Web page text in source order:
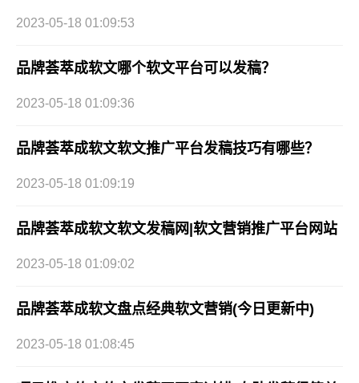
2023-05-18 01:09:53
品牌荟萃成软文哪个软文平台可以发稿？
2023-05-18 01:09:36
品牌荟萃成软文软文推广平台发稿技巧有哪些？
2023-05-18 01:09:19
品牌荟萃成软文软文发稿网|软文营销推广平台网站
2023-05-18 01:09:02
品牌荟萃成软文盘点经典软文营销(今日更新中)
2023-05-18 01:08:45